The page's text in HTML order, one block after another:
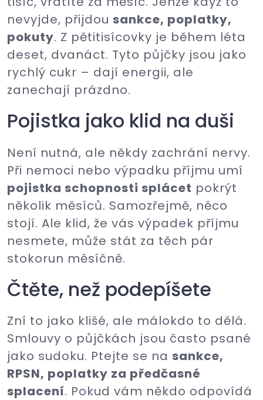
nevyjde, přijdou sankce, poplatky,
pokuty. Z pětitisícovky je během léta
deset, dvanáct. Tyto půjčky jsou jako
rychlý cukr – dají energii, ale
zanechají prázdno.
Pojistka jako klid na duši
Není nutná, ale někdy zachrání nervy.
Při nemoci nebo výpadku příjmu umí
pojistka schopnosti splácet pokrýt
několik měsíců. Samozřejmě, něco
stojí. Ale klid, že vás výpadek příjmu
nesmete, může stát za těch pár
stokorun měsíčně.
Čtěte, než podepíšete
Zní to jako klišé, ale málokdo to dělá.
Smlouvy o půjčkách jsou často psané
jako sudoku. Ptejte se na sankce,
RPSN, poplatky za předčasné
splacení. Pokud vám někdo odpovídá